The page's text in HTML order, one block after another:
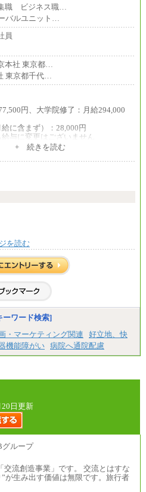
職 ビジネス職…
バルユニット…
員
本社 東京都…
東京都千代…
円、大学院修了：月給294,000
に含まず）：28,000円
与に変更はございません
金額です）
+ 続きを読む
を読む
ーワード検索]
・マーケティング関連
好立地、快
機能障がい 病院へ通院配慮
20日更新
交流創造事業」です。 交流とはすな
が生み出す価値は無限です。旅行者